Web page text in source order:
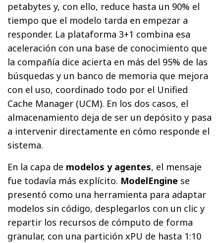
petabytes y, con ello, reduce hasta un 90% el
tiempo que el modelo tarda en empezar a
responder. La plataforma 3+1 combina esa
aceleración con una base de conocimiento que
la compañía dice acierta en más del 95% de las
búsquedas y un banco de memoria que mejora
con el uso, coordinado todo por el Unified
Cache Manager (UCM). En los dos casos, el
almacenamiento deja de ser un depósito y pasa
a intervenir directamente en cómo responde el
sistema.
En la capa de modelos y agentes, el mensaje
fue todavía más explícito. ModelEngine se
presentó como una herramienta para adaptar
modelos sin código, desplegarlos con un clic y
repartir los recursos de cómputo de forma
granular, con una partición xPU de hasta 1:10